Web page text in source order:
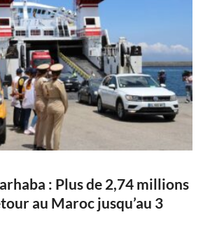
: Plus de 2,74 millions
au Maroc jusqu’au 3